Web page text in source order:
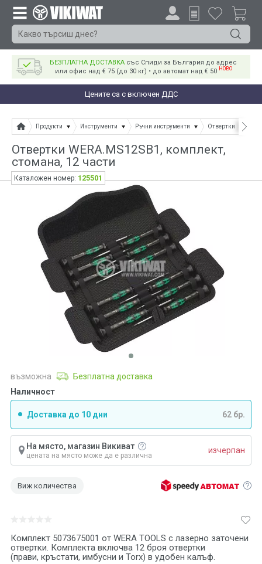
БЕЗПЛАТНА ДОСТАВКА със Спиди за България до адрес
или офис над € 75 (до 30 кг) • до автомат над € 50 НОВО
Цените са с включен ДДС
Продукти Инструменти Ръчни инструменти Отвертки
Отвертки WERA.MS12SB1, комплект,
стомана, 12 части
Комплект 5073675001 от WERA TOOLS с лазерно заточени
отвертки. Комплекта включва 12 броя отвертки
(прави, кръстати, имбусни и Torx) в удобен калъф.
възможна
Безплатна доставка
Наличност
Доставка до 10 дни 62 бр.
На място, магазин Викиват
цената на място може да е различна
изчерпан
Виж количества
Каталожен номер: 125501